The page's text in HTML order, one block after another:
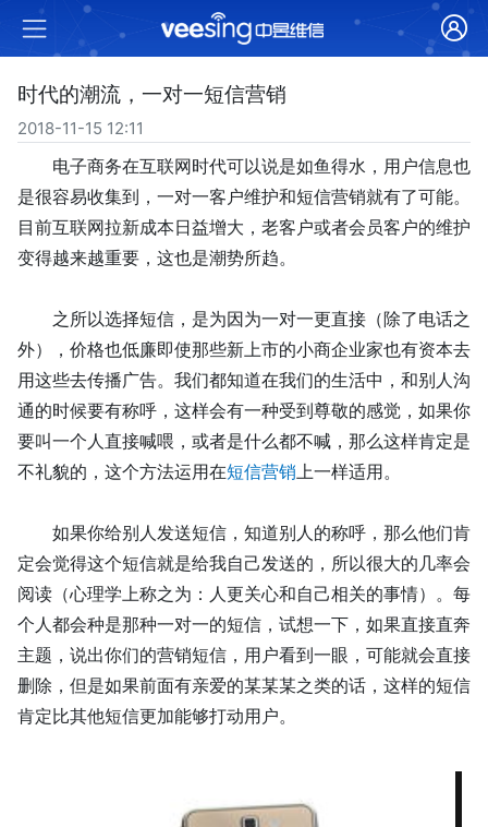
时代的潮流，一对一短信营销
2018-11-15 12:11
电子商务在互联网时代可以说是如鱼得水，用户信息也
是很容易收集到，一对一客户维护和短信营销就有了可能。
目前互联网拉新成本日益增大，老客户或者会员客户的维护
变得越来越重要，这也是潮势所趋。
之所以选择短信，是为因为一对一更直接（除了电话之
外）
， 价格也低廉即使那些新上市的小商企业家也有资本去
用这些去传播广告。我们都知道在我们的生活中， 和别人沟
通的时候要有称呼 ，这样会有一种受到尊敬的感觉，如果你
要叫一个人直接喊喂，或者是什么都不喊，那么这样肯定是
不礼貌的，这个方法运用在短信营销 上一样适用。
如果你给别人发送短信，知道别人的称呼 ，那么他们肯
定会觉得这个短信就是给我自己发送的，所以很大的几率会
阅读（心理学上称之为：人更关心和自己相关的事情）。每
个人都会种是那种一对一的短信，试想一下，如果直接直奔
主题，说出你们的营销短信，用户看到一眼，可能就会直接
删除，但是如果前面有亲爱的某某某之类的话，这样的短信
肯定比其他短信更加能够打动用户。